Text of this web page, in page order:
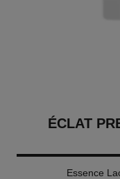
ÉCLAT
Essence